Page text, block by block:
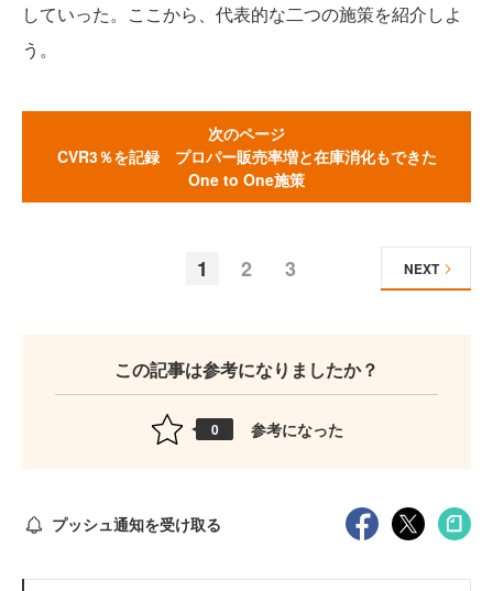
していった。ここから、代表的な二つの施策を紹介しよ
う。
次のページ
CVR3％を記録 プロパー販売率増と在庫消化もできた
One to One施策
1 2 3 NEXT
この記事は参考になりましたか？
0 参考になった
プッシュ通知を受け取る